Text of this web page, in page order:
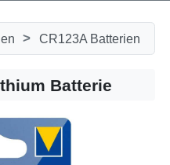
> CR123A Batterien
Batterie